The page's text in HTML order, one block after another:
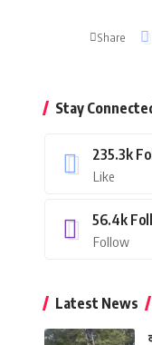
Share
Stay
235.3k
Like
56.4k
Follow
Latest News